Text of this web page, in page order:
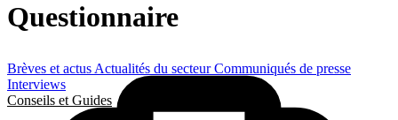
Brèves et actus Actualités du secteurCommuniqués de presse
Interviews
Conseils et Guides
Questionnaire